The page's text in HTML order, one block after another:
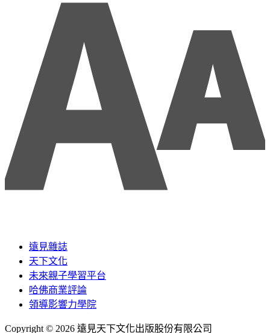
遠見雜誌
天下文化
未來親子學習平台
哈佛商業評論
領導影響力學院
Copyright © 2026 遠見天下文化出版股份有限公司